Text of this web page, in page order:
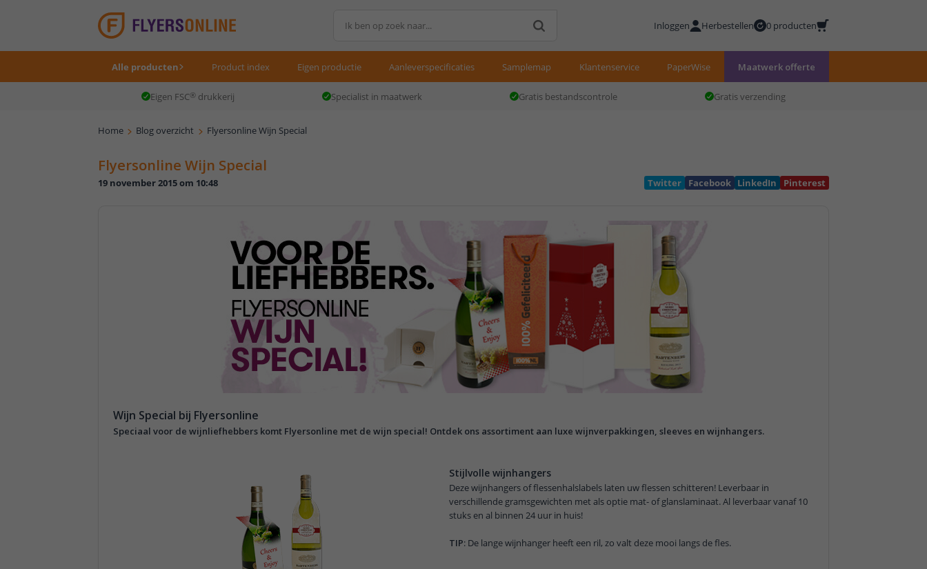
Inloggen Herbestellen 0 producten
Alle producten Product index Eigen productie Aanleverspecificaties Samplemap Klantenservice PaperWise Maatwerk offerte
Eigen FSC® drukkerij Specialist in maatwerk Gratis bestandscontrole Gratis verzending
Home Blog overzicht Flyersonline Wijn Special
Flyersonline Wijn Special
19 november 2015 om 10:48 Twitter Facebook LinkedIn Pinterest
Wijn Special bij Flyersonline
Speciaal voor de wijnliefhebbers komt Flyersonline met de wijn special! Ontdek ons assortiment aan luxe wijnverpakkingen, sleeves en wijnhangers.
Stijlvolle wijnhangers
Deze wijnhangers of flessenhalslabels laten uw flessen schitteren! Leverbaar in
verschillende gramsgewichten met als optie mat- of glanslaminaat. Al leverbaar vanaf 10
stuks en al binnen 24 uur in huis!
TIP: De lange wijnhanger heeft een ril, zo valt deze mooi langs de fles.